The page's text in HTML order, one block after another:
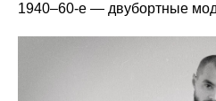
1940–60-е — двубортные